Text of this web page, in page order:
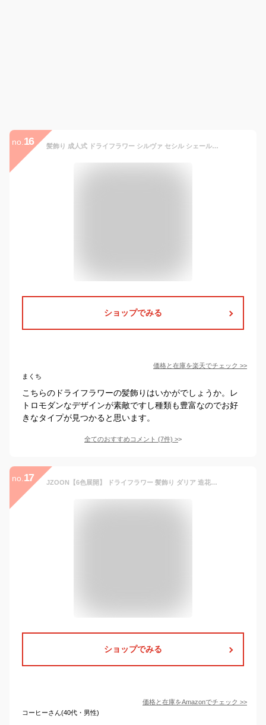
no. 16 髪飾り 成人式 ドライフラワー シルヴァ セシル シェール タッセル 金箔 水引 ヘッドドレス かすみ草 ウェディング 造花 卒業式 和婚 ブライダル 色打掛 結婚式 花嫁 白 袴 和風 プリザーブドフラワー ブライダル ヘッドアクセ【送料無料】K_0405c
ショップでみる
価格と在庫を楽天でチェック >>
まくち
こちらのドライフラワーの髪飾りはいかがでしょうか。レ
トロモダンなデザインが素敵ですし種類も豊富なのでお好
きなタイプが見つかると思います。
全てのおすすめコメント (7件) >
no. 17 JZOON【6色展開】 ドライフラワー 髪飾り ダリア 造花飾り 和玉 赤 ヘアアクセサリー 成人式 ゴールド 水引 ヘッドパーツ あじさい 振袖 着物 卒業式 七五三 浴衣 袴 結婚式 かすみ草 和装 造花 手作り 専用ケース付き 赤
ショップでみる
価格と在庫をAmazonでチェック >>
コーヒーさん(40代・男性)